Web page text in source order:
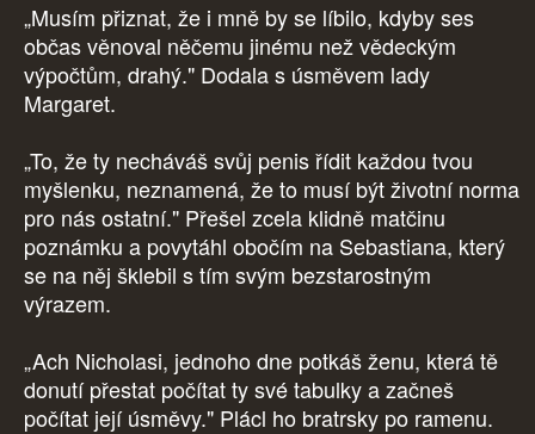
„Musím přiznat, že i mně by se líbilo, kdyby ses
občas věnoval něčemu jinému než vědeckým
výpočtům, drahý." Dodala s úsměvem lady
Margaret.
„To, že ty necháváš svůj penis řídit každou tvou
myšlenku, neznamená, že to musí být životní norma
pro nás ostatní." Přešel zcela klidně matčinu
poznámku a povytáhl obočím na Sebastiana, který
se na něj šklebil s tím svým bezstarostným
výrazem.
„Ach Nicholasi, jednoho dne potkáš ženu, která tě
donutí přestat počítat ty své tabulky a začneš
počítat její úsměvy." Plácl ho bratrsky po ramenu.